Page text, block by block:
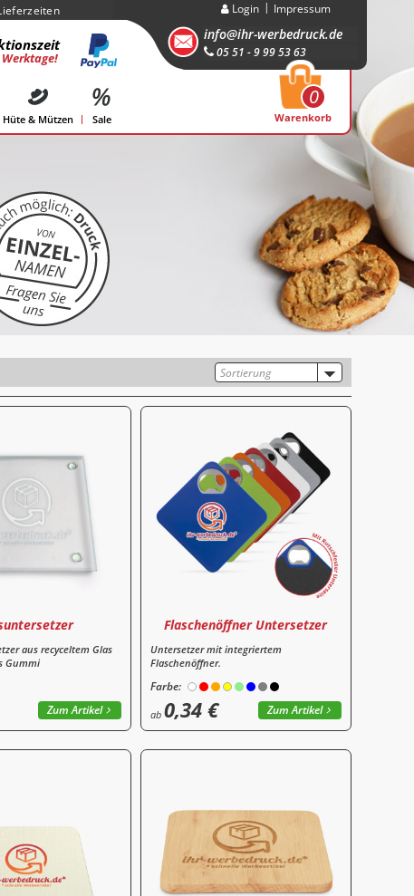
Login Impressum
info@ihr-werbedruck.de
05 51 - 9 99 53 63
0
Warenkorb
Hüte & Mützen Sale
aus recyceltem Glas
Gummi
Zum Artikel
Flaschenöffner Untersetzer
Untersetzer mit integriertem
Flaschenöffner.
Farbe:
ab 0,34 € Zum Artikel